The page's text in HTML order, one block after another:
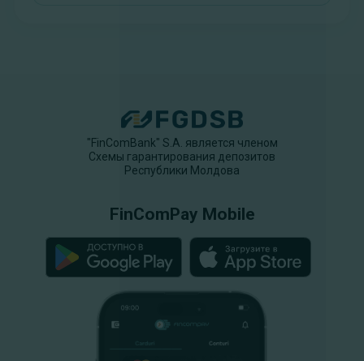
"FinComBank" S.A. является членом
Схемы гарантирования депозитов
Республики Молдова
FinComPay Mobile